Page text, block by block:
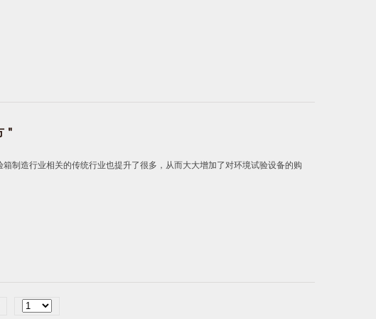
制造行业相关的传统行业也提升了很多，从而大大增加了对环境试验设备的购